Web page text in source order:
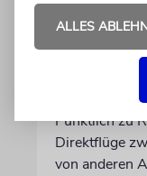
FLÜGE
US-
Tel-
Pünktlich zu
Direktflüge
von anderen
ALLES